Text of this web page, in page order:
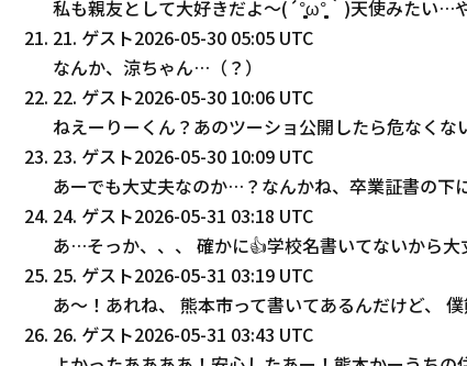
私も親友として大好きだよ〜(´°̥̥̥̥̥̥̥̥ω°̥̥̥̥̥̥̥̥｀)天使みたい…
21. ゲスト2026-05-30 05:05 UTC
なんか、涼ちゃん…（？）
22. ゲスト2026-05-30 10:06 UTC
ねえーりーくん？あのツーショ公開したら危なく
23. ゲスト2026-05-30 10:09 UTC
あーでも大丈夫なのか…？なんかね、卒業証書の下
24. ゲスト2026-05-31 03:18 UTC
あ…そっか、、、 確かに👍学校名書いてないから
25. ゲスト2026-05-31 03:19 UTC
あ〜！あれね、 熊本市って書いてあるんだけど、
26. ゲスト2026-05-31 03:43 UTC